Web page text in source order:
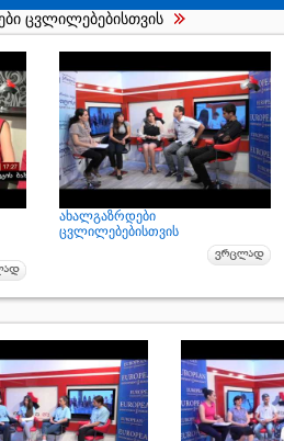
ცვლილებებისთვის
ახალგაზრდები
ცვლილებებისთვის